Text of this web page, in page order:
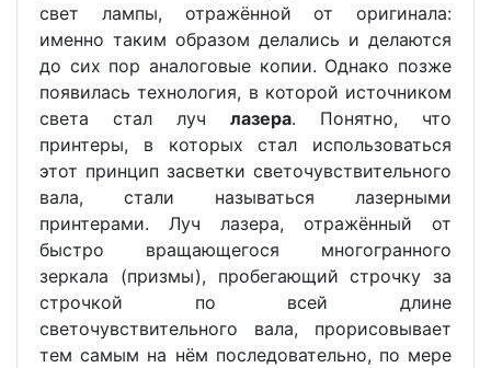
свет лампы, отражённой от оригинала:
именно таким образом делались и делаются
до сих пор аналоговые копии. Однако позже
появилась технология, в которой источником
света стал луч лазера. Понятно, что
принтеры, в которых стал использоваться
этот принцип засветки светочувствительного
вала, стали называться лазерными
принтерами. Луч лазера, отражённый от
быстро вращающегося многогранного
зеркала (призмы), пробегающий строчку за
строчкой по всей длине
светочувствительного вала, прорисовывает
тем самым на нём последовательно, по мере